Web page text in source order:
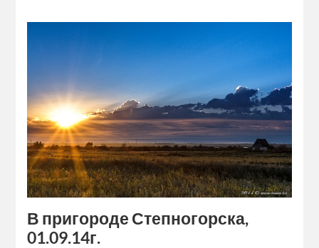
В пригороде Степногорска,
01.09.14г.